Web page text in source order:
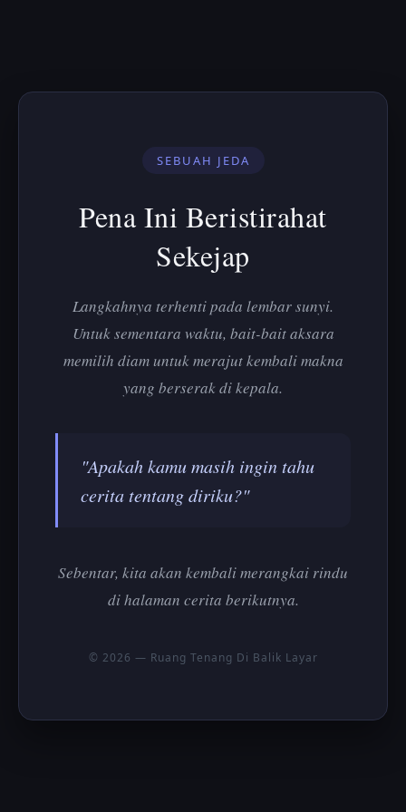
SEBUAH JEDA
Pena Ini Beristirahat
Sekejap
Langkahnya terhenti pada lembar sunyi.
Untuk sementara waktu, bait-bait aksara
memilih diam untuk merajut kembali makna
yang berserak di kepala.
"Apakah kamu masih ingin tahu
cerita tentang diriku?"
Sebentar, kita akan kembali merangkai rindu
di halaman cerita berikutnya.
© 2026 — Ruang Tenang Di Balik Layar